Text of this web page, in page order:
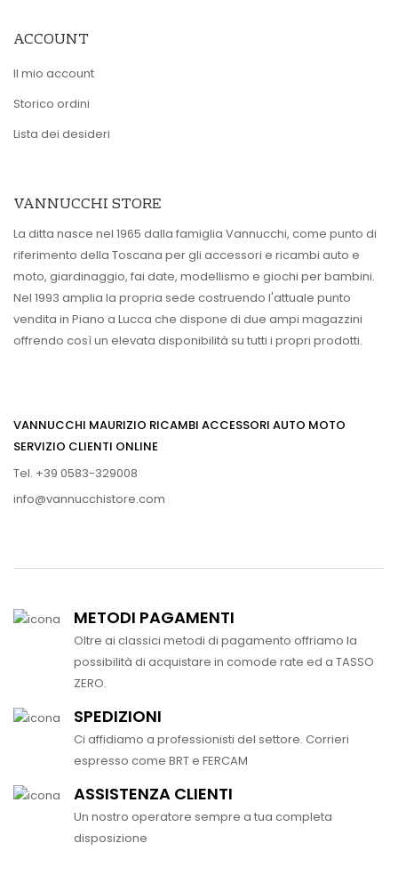
ACCOUNT
Il mio account
Storico ordini
Lista dei desideri
VANNUCCHI STORE
La ditta nasce nel 1965 dalla famiglia Vannucchi, come punto di
riferimento della Toscana per gli accessori e ricambi auto e
moto, giardinaggio, fai date, modellismo e giochi per bambini.
Nel 1993 amplia la propria sede costruendo l'attuale punto
vendita in Piano a Lucca che dispone di due ampi magazzini
offrendo così un elevata disponibilità su tutti i propri prodotti.
VANNUCCHI MAURIZIO RICAMBI ACCESSORI AUTO MOTO
SERVIZIO CLIENTI ONLINE
Tel. +39 0583-329008
info@vannucchistore.com
METODI PAGAMENTI
Oltre ai classici metodi di pagamento offriamo la
possibilità di acquistare in comode rate ed a TASSO
ZERO.
SPEDIZIONI
Ci affidiamo a professionisti del settore. Corrieri
espresso come BRT e FERCAM
ASSISTENZA CLIENTI
Un nostro operatore sempre a tua completa
disposizione